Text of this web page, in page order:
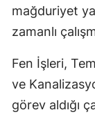
mağduriyet
zamanlı
Fen İşleri,
ve
görev aldığı